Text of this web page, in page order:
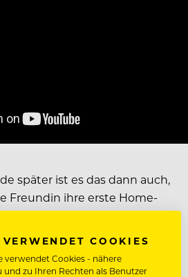
später ist es das dann auch,
Freundin ihre erste Home-
Geburt gegönnt hat und ich
COOKIES
verwendet Cookies - nähere
zu Ihren Rechten als Benutzer